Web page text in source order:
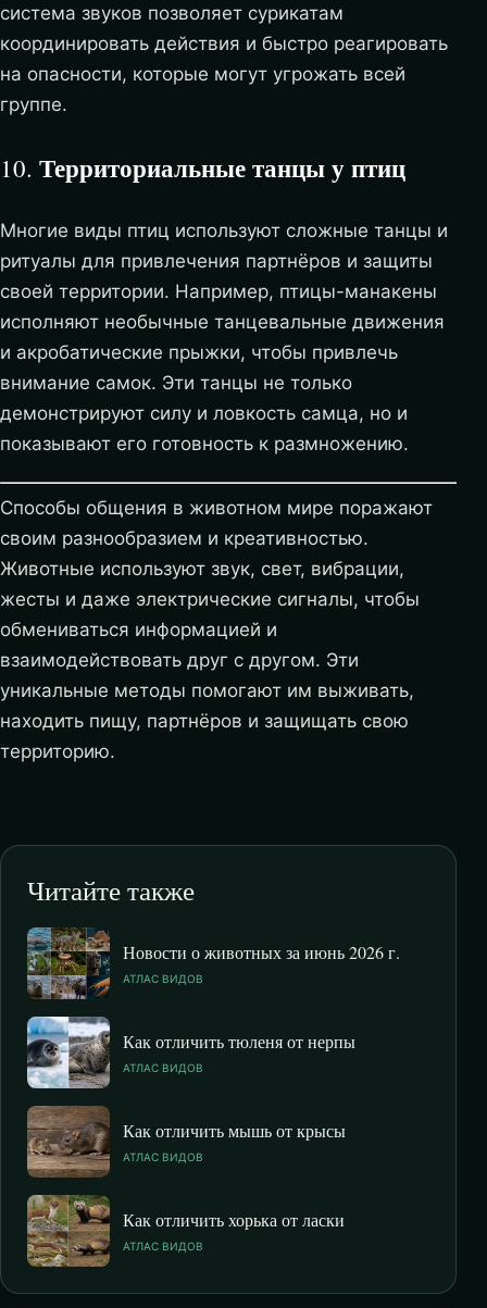
система звуков позволяет сурикатам
координировать действия и быстро реагировать
на опасности, которые могут угрожать всей
группе.
10. Территориальные танцы у птиц
Многие виды птиц используют сложные танцы и
ритуалы для привлечения партнёров и защиты
своей территории. Например, птицы-манакены
исполняют необычные танцевальные движения
и акробатические прыжки, чтобы привлечь
внимание самок. Эти танцы не только
демонстрируют силу и ловкость самца, но и
показывают его готовность к размножению.
Способы общения в животном мире поражают
своим разнообразием и креативностью.
Животные используют звук, свет, вибрации,
жесты и даже электрические сигналы, чтобы
обмениваться информацией и
взаимодействовать друг с другом. Эти
уникальные методы помогают им выживать,
находить пищу, партнёров и защищать свою
территорию.
Читайте также
Новости о животных за июнь 2026 г.
АТЛАС ВИДОВ
Как отличить тюленя от нерпы
АТЛАС ВИДОВ
Как отличить мышь от крысы
АТЛАС ВИДОВ
Как отличить хорька от ласки
АТЛАС ВИДОВ